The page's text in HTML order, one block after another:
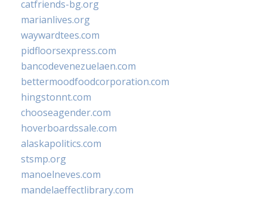
catfriends-bg.org
marianlives.org
waywardtees.com
pidfloorsexpress.com
bancodevenezuelaen.com
bettermoodfoodcorporation.com
hingstonnt.com
chooseagender.com
hoverboardssale.com
alaskapolitics.com
stsmp.org
manoelneves.com
mandelaeffectlibrary.com